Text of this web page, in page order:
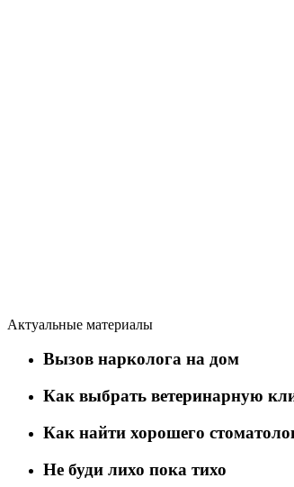
Актуальные материалы
Вызов нарколога на дом
Как выбрать ветеринарную
Как найти хорошего
Не буди лихо пока тихо